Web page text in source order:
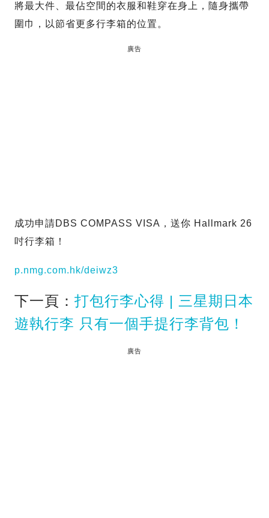
將最大件、最佔空間的衣服和鞋穿在身上，隨身攜帶
圍巾，以節省更多行李箱的位置。
廣告
成功申請DBS COMPASS VISA，送你 Hallmark 26
吋行李箱！
p.nmg.com.hk/deiwz3
下一頁： 打包行李心得 | 三星期日本
遊執行李 只有一個手提行李背包！
廣告